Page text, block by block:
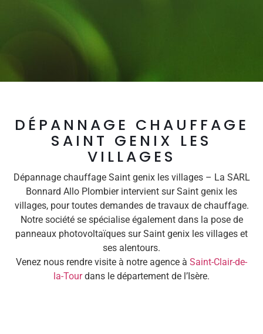
DÉPANNAGE CHAUFFAGE
SAINT GENIX LES
VILLAGES
Dépannage chauffage Saint genix les villages – La SARL
Bonnard Allo Plombier intervient sur Saint genix les
villages, pour toutes demandes de travaux de chauffage.
Notre société se spécialise également dans la pose de
panneaux photovoltaïques sur Saint genix les villages et
ses alentours.
Venez nous rendre visite à notre agence à Saint-Clair-de-
la-Tourdans le département de l’Isère.